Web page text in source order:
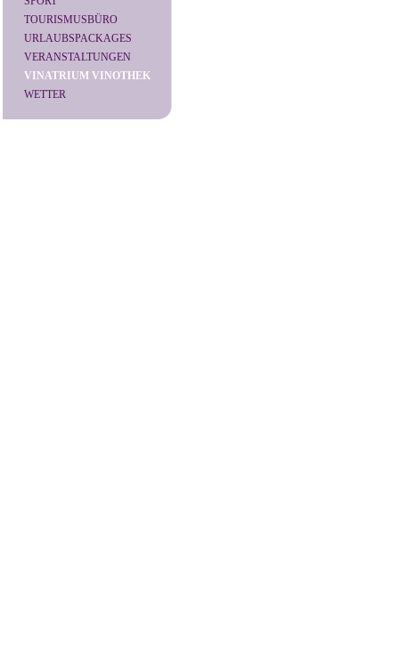
TOURISMUSBÜRO
URLAUBSPACKAGES
VERANSTALTUNGEN
VINATRIUM VINOTHEK
WETTER